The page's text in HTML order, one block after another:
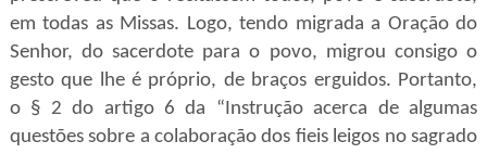
em todas as Missas. Logo, tendo migrada a Oração do
Senhor, do sacerdote para o povo, migrou consigo o
gesto que lhe é próprio, de braços erguidos. Portanto,
o § 2 do artigo 6 da “Instrução acerca de algumas
questões sobre a colaboração dos fieis leigos no sagrado